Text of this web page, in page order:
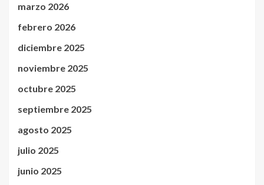
marzo 2026
febrero 2026
diciembre 2025
noviembre 2025
octubre 2025
septiembre 2025
agosto 2025
julio 2025
junio 2025